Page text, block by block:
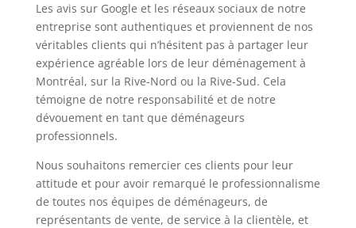
Les avis sur Google et les réseaux sociaux de notre
entreprise sont authentiques et proviennent de nos
véritables clients qui n’hésitent pas à partager leur
expérience agréable lors de leur déménagement à
Montréal, sur la Rive-Nord ou la Rive-Sud. Cela
témoigne de notre responsabilité et de notre
dévouement en tant que déménageurs
professionnels.
Nous souhaitons remercier ces clients pour leur
attitude et pour avoir remarqué le professionnalisme
de toutes nos équipes de déménageurs, de
représentants de vente, de service à la clientèle, et